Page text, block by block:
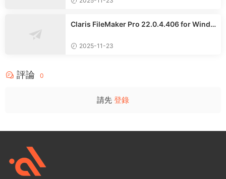
Claris FileMaker Pro 22.0.4.406 for Windo
2025-11-23
評論 0
請先 登錄